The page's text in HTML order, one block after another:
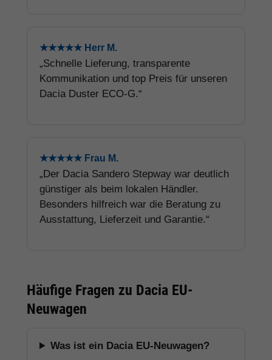
★★★★★ Herr M.
„Schnelle Lieferung, transparente
Kommunikation und top Preis für unseren
Dacia Duster ECO-G.“
★★★★★ Frau M.
„Der Dacia Sandero Stepway war deutlich
günstiger als beim lokalen Händler.
Besonders hilfreich war die Beratung zu
Ausstattung, Lieferzeit und Garantie.“
Häufige Fragen zu Dacia EU-
Neuwagen
Was ist ein Dacia EU-Neuwagen?